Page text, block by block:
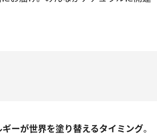
ーが世界を塗り替えるタイミング。